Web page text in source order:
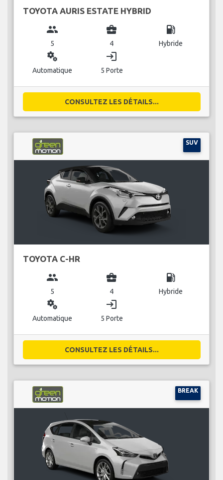
TOYOTA AURIS ESTATE HYBRID
group
5
business_center
4
local_gas_station
Hybride
miscellaneous_services
Automatique
login
5 Porte
CONSULTEZ LES DÉTAILS...
SUV
TOYOTA C-HR
group
5
business_center
4
local_gas_station
Hybride
miscellaneous_services
Automatique
login
5 Porte
CONSULTEZ LES DÉTAILS...
BREAK